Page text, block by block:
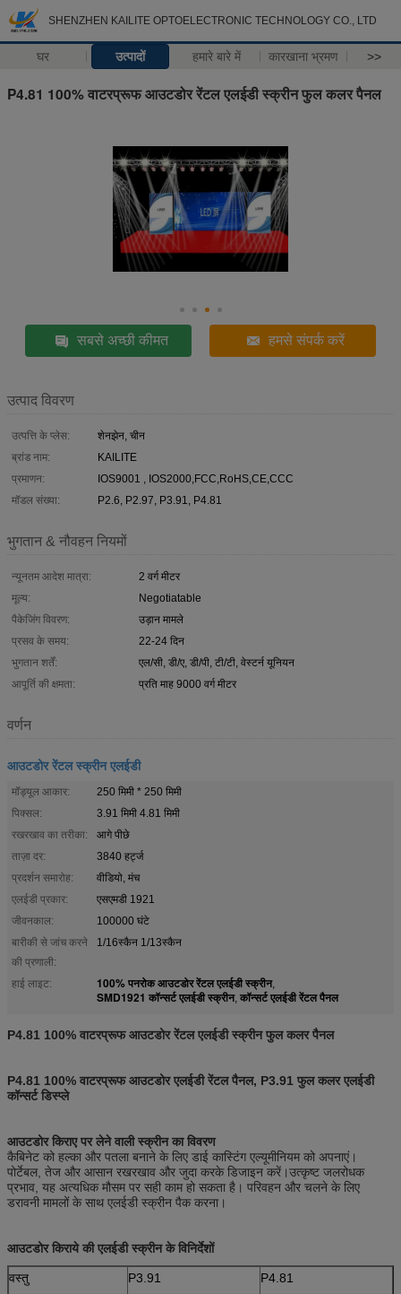
SHENZHEN KAILITE OPTOELECTRONIC TECHNOLOGY CO., LTD
घर उत्पादों हमारे बारे में कारखाना भ्रमण >>
P4.81 100% वाटरप्रूफ आउटडोर रेंटल एलईडी स्क्रीन फुल कलर पैनल
सबसे अच्छी कीमत हमसे संपर्क करें
उत्पाद विवरण
उत्पत्ति के प्लेस:
शेनझेन, चीन
ब्रांड नाम:
KAILITE
प्रमाणन:
IOS9001 , IOS2000,FCC,RoHS,CE,CCC
मॉडल संख्या:
P2.6, P2.97, P3.91, P4.81
भुगतान & नौवहन नियमों
न्यूनतम आदेश मात्रा:
2 वर्ग मीटर
मूल्य:
Negotiatable
पैकेजिंग विवरण:
उड़ान मामले
प्रसव के समय:
22-24 दिन
भुगतान शर्तें:
एल/सी, डी/ए, डी/पी, टी/टी, वेस्टर्न यूनियन
आपूर्ति की क्षमता:
प्रति माह 9000 वर्ग मीटर
वर्णन
आउटडोर रेंटल स्क्रीन एलईडी
मॉड्यूल आकार:
250 मिमी * 250 मिमी
पिक्सल:
3.91 मिमी 4.81 मिमी
रखरखाव का तरीका:
आगे पीछे
ताज़ा दर:
3840 हर्ट्ज
प्रदर्शन समारोह:
वीडियो, मंच
एलईडी प्रकार:
एसएमडी 1921
जीवनकाल:
100000 घंटे
बारीकी से जांच करने
की प्रणाली:
1/16स्कैन 1/13स्कैन
हाई लाइट: 100% पनरोक आउटडोर रेंटल एलईडी स्क्रीन,
SMD1921 कॉन्सर्ट एलईडी स्क्रीन, कॉन्सर्ट एलईडी रेंटल पैनल
P4.81 100% वाटरप्रूफ आउटडोर रेंटल एलईडी स्क्रीन फुल कलर पैनल
P4.81 100% वाटरप्रूफ आउटडोर एलईडी रेंटल पैनल, P3.91 फुल कलर एलईडी
कॉन्सर्ट डिस्प्ले
आउटडोर किराए पर लेने वाली स्क्रीन का विवरण
कैबिनेट को हल्का और पतला बनाने के लिए डाई कास्टिंग एल्यूमीनियम को अपनाएं।
पोर्टेबल, तेज और आसान रखरखाव और जुदा करके डिजाइन करें।उत्कृष्ट जलरोधक
प्रभाव, यह अत्यधिक मौसम पर सही काम हो सकता है। परिवहन और चलने के लिए
डरावनी मामलों के साथ एलईडी स्क्रीन पैक करना।
आउटडोर किराये की एलईडी स्क्रीन के विनिर्देशों
वस्तु P3.91
P4.81